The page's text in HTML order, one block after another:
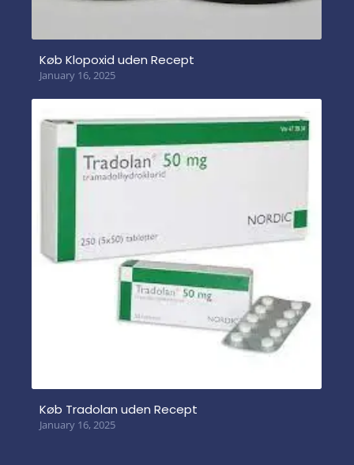
Køb Klopoxid uden Recept
January 16, 2025
Køb Tradolan uden Recept
January 16, 2025